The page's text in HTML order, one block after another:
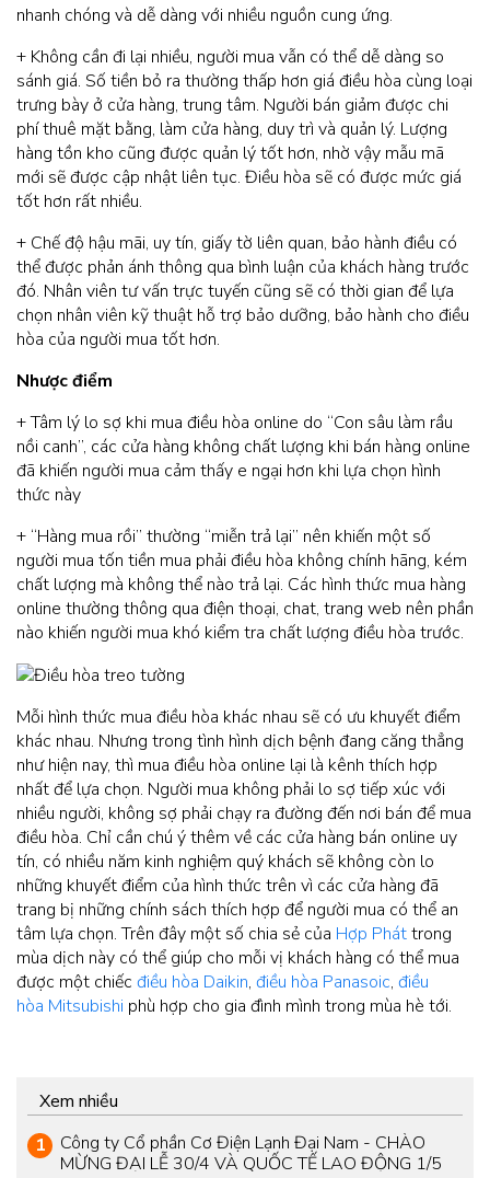
nhanh chóng và dễ dàng với nhiều nguồn cung ứng.
+ Không cần đi lại nhiều, người mua vẫn có thể dễ dàng so
sánh giá. Số tiền bỏ ra thường thấp hơn giá điều hòa cùng loại
trưng bày ở cửa hàng, trung tâm. Người bán giảm được chi
phí thuê mặt bằng, làm cửa hàng, duy trì và quản lý. Lượng
hàng tồn kho cũng được quản lý tốt hơn, nhờ vậy mẫu mã
mới sẽ được cập nhật liên tục. Điều hòa sẽ có được mức giá
tốt hơn rất nhiều.
+ Chế độ hậu mãi, uy tín, giấy tờ liên quan, bảo hành điều có
thể được phản ánh thông qua bình luận của khách hàng trước
đó. Nhân viên tư vấn trực tuyến cũng sẽ có thời gian để lựa
chọn nhân viên kỹ thuật hỗ trợ bảo dưỡng, bảo hành cho điều
hòa của người mua tốt hơn.
Nhược điểm
+ Tâm lý lo sợ khi mua điều hòa online do “Con sâu làm rầu
nồi canh”, các cửa hàng không chất lượng khi bán hàng online
đã khiến người mua cảm thấy e ngại hơn khi lựa chọn hình
thức này
+ “Hàng mua rồi” thường “miễn trả lại” nên khiến một số
người mua tốn tiền mua phải điều hòa không chính hãng, kém
chất lượng mà không thể nào trả lại. Các hình thức mua hàng
online thường thông qua điện thoại, chat, trang web nên phần
nào khiến người mua khó kiểm tra chất lượng điều hòa trước.
Mỗi hình thức mua điều hòa khác nhau sẽ có ưu khuyết điểm
khác nhau. Nhưng trong tình hình dịch bệnh đang căng thẳng
như hiện nay, thì mua điều hòa online lại là kênh thích hợp
nhất để lựa chọn. Người mua không phải lo sợ tiếp xúc với
nhiều người, không sợ phải chạy ra đường đến nơi bán để mua
điều hòa. Chỉ cần chú ý thêm về các cửa hàng bán online uy
tín, có nhiều năm kinh nghiệm quý khách sẽ không còn lo
những khuyết điểm của hình thức trên vì các cửa hàng đã
trang bị những chính sách thích hợp để người mua có thể an
tâm lựa chọn. Trên đây một số chia sẻ của Hợp Pháttrong
mùa dịch này có thể giúp cho mỗi vị khách hàng có thể mua
được một chiếc điều hòa Daikin, điều hòa Panasoic, điều
hòa Mitsubishi phù hợp cho gia đình mình trong mùa hè tới.
Xem nhiều
1
Công ty Cổ phần Cơ Điện Lạnh Đại Nam - CHÀO
MỪNG ĐẠI LỄ 30/4 VÀ QUỐC TẾ LAO ĐỘNG 1/5